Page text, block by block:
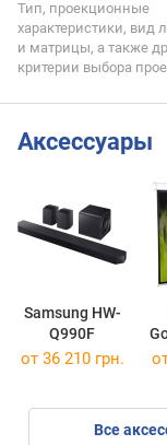
Тип, проекционные
характеристики, вид
и матрицы, а также
критерии выбора
Аксессуары
Samsung HW-
Q990F
от 36 210 грн.
Все